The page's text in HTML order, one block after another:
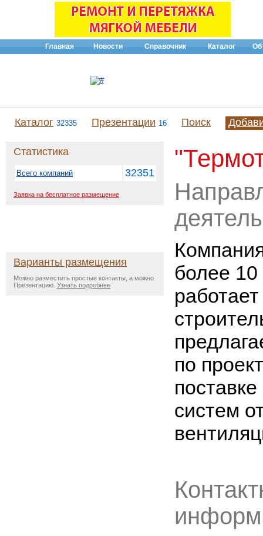
Главная Новости Справочник Каталог
Каталог 32335 Презентации 16 Поиск
Статистика
Всего компаний 32351
Заявка на бесплатное размещение
Варианты размещения
Можно разместить простые контакты, а можно
Презентацию. Узнать подробнее
более
по
систем